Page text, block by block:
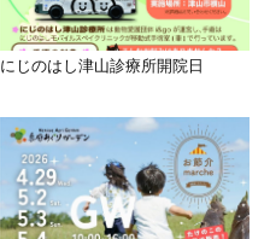
にじのはし津山診療所開院日